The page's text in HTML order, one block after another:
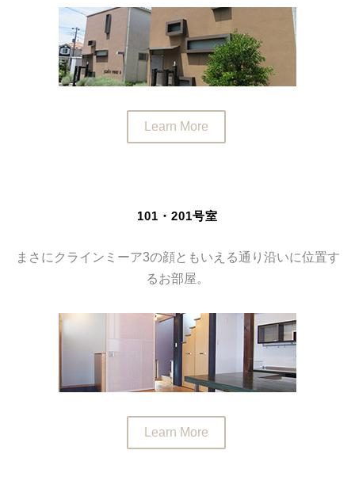
Learn More
101・201号室
まさにクラインミーア3の顔ともいえる通り沿いに位置す
るお部屋。
Learn More